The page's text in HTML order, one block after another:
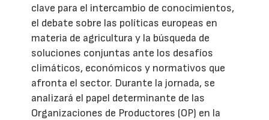
clave para el intercambio de conocimientos,
el debate sobre las políticas europeas en
materia de agricultura y la búsqueda de
soluciones conjuntas ante los desafíos
climáticos, económicos y normativos que
afronta el sector. Durante la jornada, se
analizará el papel determinante de las
Organizaciones de Productores (OP) en la